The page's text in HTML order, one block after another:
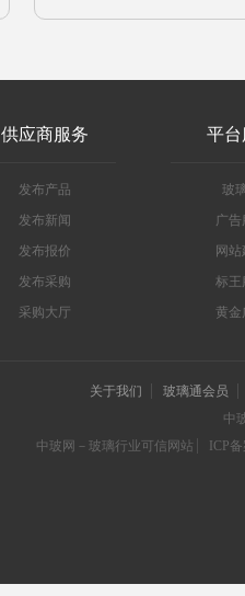
供应商服务
发布产品
发布新闻
发布报价
发布采购
采购大厅
平
玻
广告
网
标王
黄金
关于我们
玻璃通会员
中
中玻网－玻璃行业可信网站
ICP